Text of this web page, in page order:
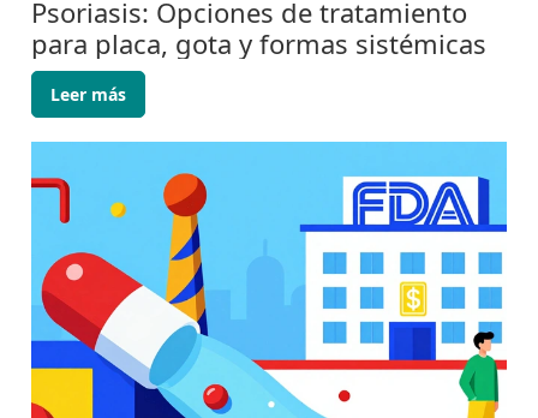
Psoriasis: Opciones de tratamiento
para placa, gota y formas sistémicas
Leer más